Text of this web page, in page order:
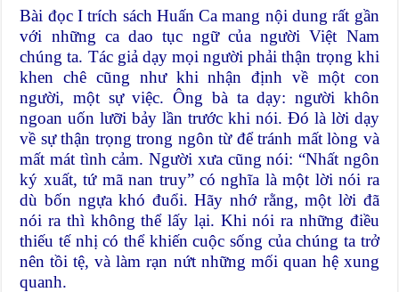
Bài đọc I trích sách Huấn Ca mang nội dung rất gần
với những ca dao tục ngữ của người Việt Nam
chúng ta. Tác giả dạy mọi người phải thận trọng khi
khen chê cũng như khi nhận định về một con
người, một sự việc. Ông bà ta dạy: người khôn
ngoan uốn lưỡi bảy lần trước khi nói. Đó là lời dạy
về sự thận trọng trong ngôn từ để tránh mất lòng và
mất mát tình cảm. Người xưa cũng nói: “Nhất ngôn
ký xuất, tứ mã nan truy” có nghĩa là một lời nói ra
dù bốn ngựa khó đuổi. Hãy nhớ rằng, một lời đã
nói ra thì không thể lấy lại. Khi nói ra những điều
thiếu tế nhị có thể khiến cuộc sống của chúng ta trở
nên tồi tệ, và làm rạn nứt những mối quan hệ xung
quanh.